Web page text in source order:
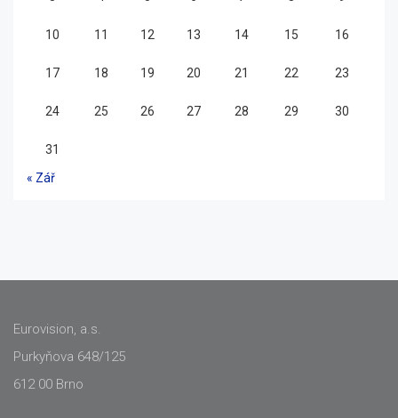
10 11 12 13 14 15 16
17 18 19 20 21 22 23
24 25 26 27 28 29 30
31
« Zář
Eurovision, a.s.
Purkyňova 648/125
612 00 Brno